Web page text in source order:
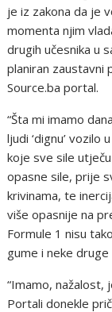
je iz zakona da je
momenta njim
drugih učesnika u
planiran zaustavni
Source.ba portal.
“Šta mi imamo
ljudi ‘dignu’ vozilo
koje sve sile
opasne sile, prije
krivinama, te
više opasnije na
Formule 1 nisu
gume i neke druge
“Imamo, nažalost,
Portali donekle